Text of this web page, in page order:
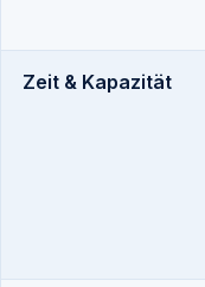
Zeit & Kapazität